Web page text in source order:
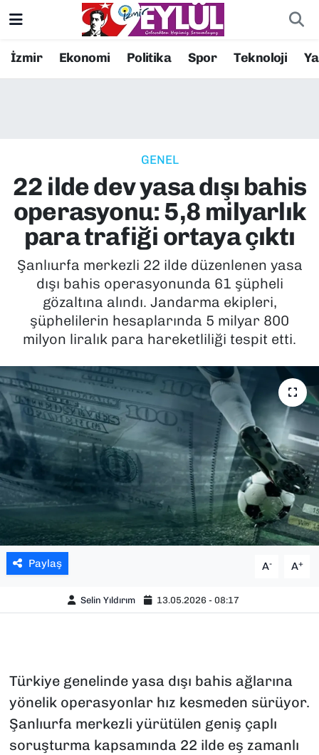
İzmir Ekonomi Politika Spor Teknoloji
GENEL
22 ilde dev yasa dışı bahis
operasyonu: 5,8 milyarlık
para trafiği ortaya çıktı
Şanlıurfa merkezli 22 ilde düzenlenen yasa
dışı bahis operasyonunda 61 şüpheli
gözaltına alındı. Jandarma ekipleri,
şüphelilerin hesaplarında 5 milyar 800
milyon liralık para hareketliliği tespit etti.
Paylaş A- A+
Selin Yıldırım 13.05.2026 - 08:17
Türkiye genelinde yasa dışı bahis ağlarına
yönelik operasyonlar hız kesmeden sürüyor.
Şanlıurfa merkezli yürütülen geniş çaplı
soruşturma kapsamında 22 ilde eş zamanlı
Resmi İlanlar
EKONOMİ
KÜLTÜR SANAT
MAGAZİN
POLİTİKA
SAĞLIK
SPOR
TEKNOLOJİ
YAŞAM
YEREL YÖNETİMLER
Konak Nöbetçi Eczaneler
Süper Lig Puan Durumu ve Fikstür
Tüm Manşetler
Son Dakika Haberleri
Haber Arşivi